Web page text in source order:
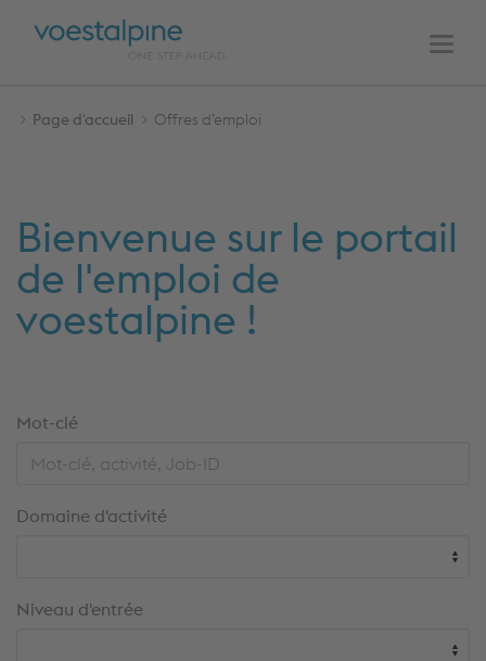
NAVIGATION
PRINCIPALE
Page d'accueil Offres d’emploi
Bienvenue sur le portail
de l'emploi de
voestalpine !
Accéder
de
Mot-clé
Domaine d'activité
Niveau d'entrée